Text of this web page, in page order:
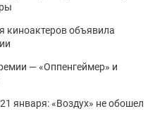
киноактеров объявила
— «Оппенгеймер» и
января: «Воздух» не обошел